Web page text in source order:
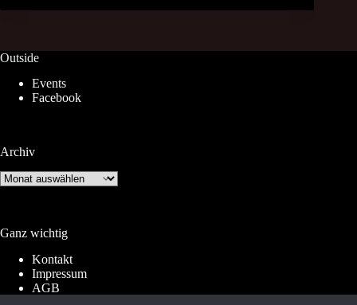
Outside
Events
Facebook
Archiv
Archiv
Ganz wichtig
Kontakt
Impressum
AGB